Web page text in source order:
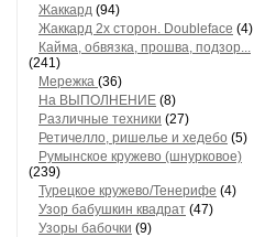
Жаккард (94)
Жаккард 2х сторон. Doubleface (4)
Кайма, обвязка, прошва, подзор...
(241)
Мережка (36)
На ВЫПОЛНЕНИЕ (8)
Различные техники (27)
Ретичелло, ришелье и хедебо (5)
Румынское кружево (шнурковое)
(239)
Турецкое кружево/Тенерифе (4)
Узор бабушкин квадрат (47)
Узоры бабочки (9)